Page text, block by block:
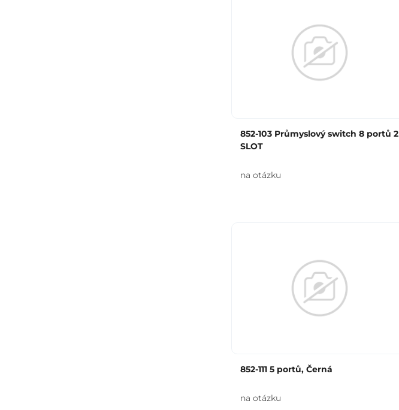
852-103 Průmyslový switch 8 portů 2
SLOT
na otázku
852-111 5 portů, Černá
na otázku